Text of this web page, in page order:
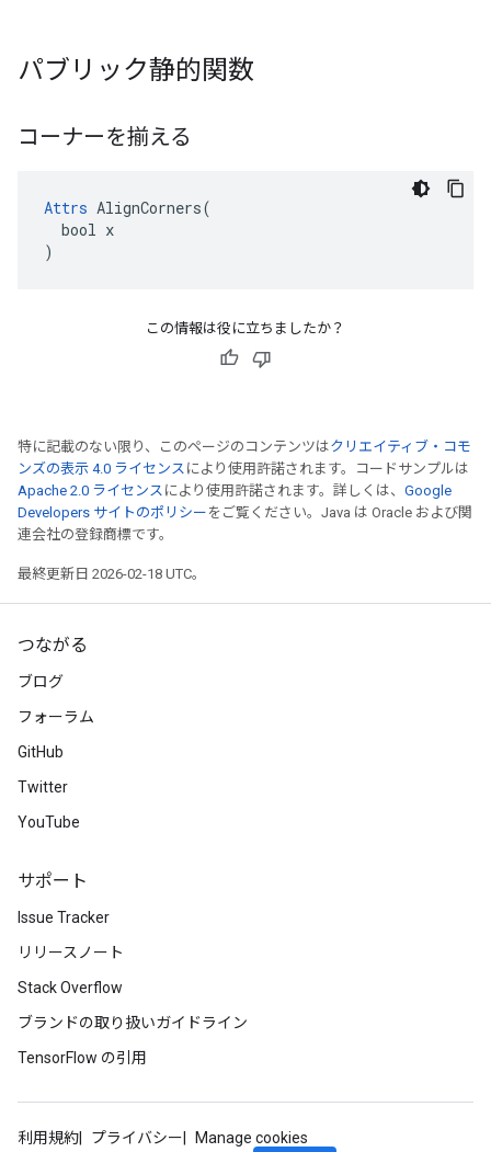
パブリック静的関数
コーナーを揃える
Attrs AlignCorners(
  bool x
)
この情報は役に立ちましたか？
特に記載のない限り、このページのコンテンツはクリエイティブ・コモ
ンズの表示 4.0 ライセンス により使用許諾されます。コードサンプルは
Apache 2.0 ライセンス により使用許諾されます。詳しくは、 Google
Developers サイトのポリシー をご覧ください。Java は Oracle および関
連会社の登録商標です。
最終更新日 2026-02-18 UTC。
つながる
ブログ
フォーラム
GitHub
Twitter
YouTube
サポート
Issue Tracker
リリースノート
Stack Overflow
ブランドの取り扱いガイドライン
TensorFlow の引用
利用規約 プライバシー Manage cookies